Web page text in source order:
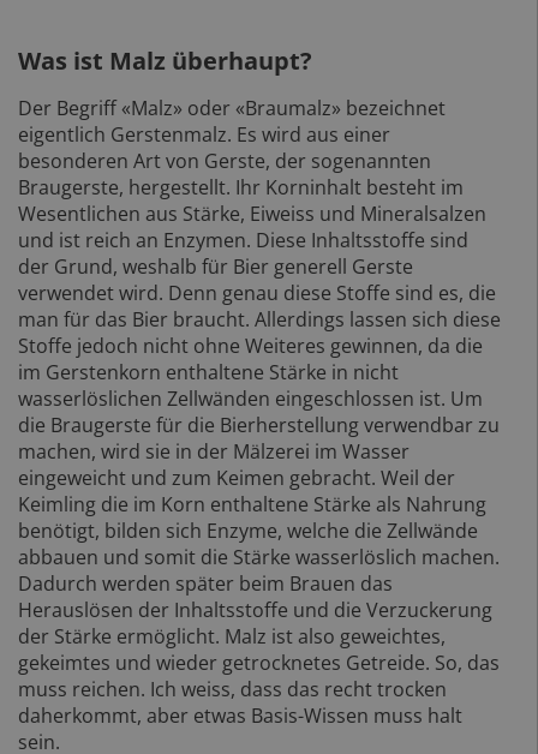
Was ist Malz überhaupt?
Der Begriff «Malz» oder «Braumalz» bezeichnet
eigentlich Gerstenmalz. Es wird aus einer
besonderen Art von Gerste, der sogenannten
Braugerste, hergestellt. Ihr Korninhalt besteht im
Wesentlichen aus Stärke, Eiweiss und Mineralsalzen
und ist reich an Enzymen. Diese Inhaltsstoffe sind
der Grund, weshalb für Bier generell Gerste
verwendet wird. Denn genau diese Stoffe sind es, die
man für das Bier braucht. Allerdings lassen sich diese
Stoffe jedoch nicht ohne Weiteres gewinnen, da die
im Gerstenkorn enthaltene Stärke in nicht
wasserlöslichen Zellwänden eingeschlossen ist. Um
die Braugerste für die Bierherstellung verwendbar zu
machen, wird sie in der Mälzerei im Wasser
eingeweicht und zum Keimen gebracht. Weil der
Keimling die im Korn enthaltene Stärke als Nahrung
benötigt, bilden sich Enzyme, welche die Zellwände
abbauen und somit die Stärke wasserlöslich machen.
Dadurch werden später beim Brauen das
Herauslösen der Inhaltsstoffe und die Verzuckerung
der Stärke ermöglicht. Malz ist also geweichtes,
gekeimtes und wieder getrocknetes Getreide. So, das
muss reichen. Ich weiss, dass das recht trocken
daherkommt, aber etwas Basis-Wissen muss halt
sein.